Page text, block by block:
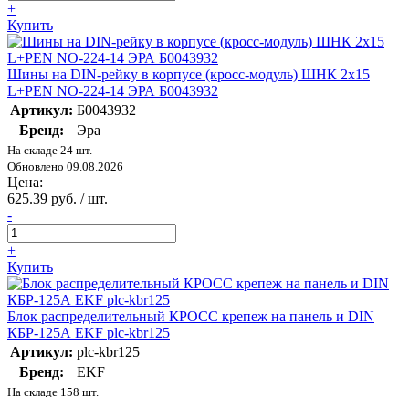
+
Купить
Шины на DIN-рейку в корпусе (кросс-модуль) ШНК 2х15
L+PEN NO-224-14 ЭРА Б0043932
Артикул: Б0043932
Бренд:
Эра
На складе 24 шт.
Обновлено 09.08.2026
Цена:
625.39 руб. / шт.
-
+
Купить
Блок распределительный КРОСС крепеж на панель и DIN
КБР-125А EKF plc-kbr125
Артикул: plc-kbr125
Бренд:
EKF
На складе 158 шт.